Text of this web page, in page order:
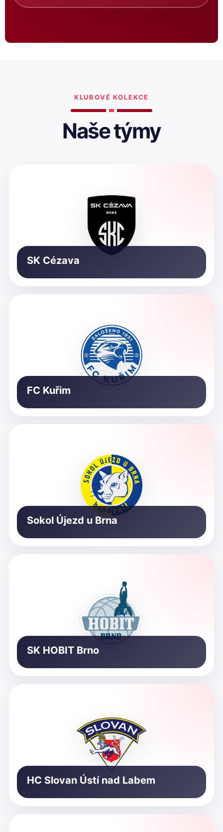
KLUBOVÉ KOLEKCE
Naše týmy
SK Cézava
FC Kuřim
Sokol Újezd u Brna
SK HOBIT Brno
HC Slovan Ústí nad Labem